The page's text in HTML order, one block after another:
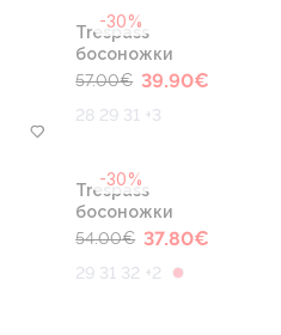
-30%
Trespass
босоножки
57.00€ 39.90€
28 29 31 +3
-30%
Trespass
босоножки
54.00€ 37.80€
29 31 32 +2